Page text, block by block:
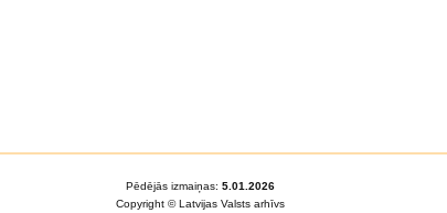
Pēdējās izmaiņas: 5.01.2026
Copyright © Latvijas Valsts arhīvs